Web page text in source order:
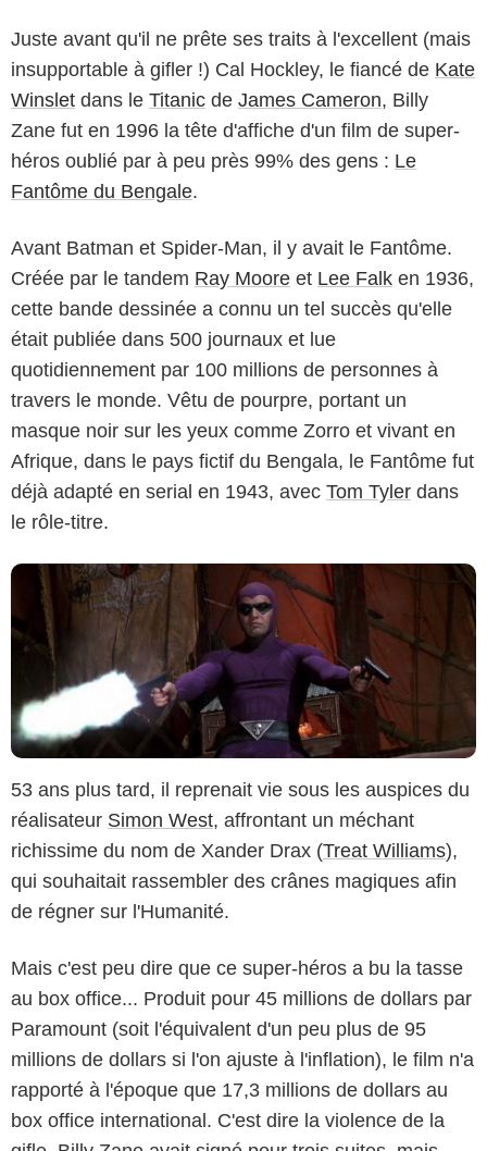
Juste avant qu'il ne prête ses traits à l'excellent (mais
insupportable à gifler !) Cal Hockley, le fiancé de Kate
Winslet dans le Titanic de James Cameron, Billy
Zane fut en 1996 la tête d'affiche d'un film de super-
héros oublié par à peu près 99% des gens : Le
Fantôme du Bengale.
Avant Batman et Spider-Man, il y avait le Fantôme.
Créée par le tandem Ray Moore et Lee Falk en 1936,
cette bande dessinée a connu un tel succès qu'elle
était publiée dans 500 journaux et lue
quotidiennement par 100 millions de personnes à
travers le monde. Vêtu de pourpre, portant un
masque noir sur les yeux comme Zorro et vivant en
Afrique, dans le pays fictif du Bengala, le Fantôme fut
déjà adapté en serial en 1943, avec Tom Tyler dans
le rôle-titre.
Paramount Pictures
53 ans plus tard, il reprenait vie sous les auspices du
réalisateur Simon West, affrontant un méchant
richissime du nom de Xander Drax (Treat Williams),
qui souhaitait rassembler des crânes magiques afin
de régner sur l'Humanité.
Mais c'est peu dire que ce super-héros a bu la tasse
au box office... Produit pour 45 millions de dollars par
Paramount (soit l'équivalent d'un peu plus de 95
millions de dollars si l'on ajuste à l'inflation), le film n'a
rapporté à l'époque que 17,3 millions de dollars au
box office international. C'est dire la violence de la